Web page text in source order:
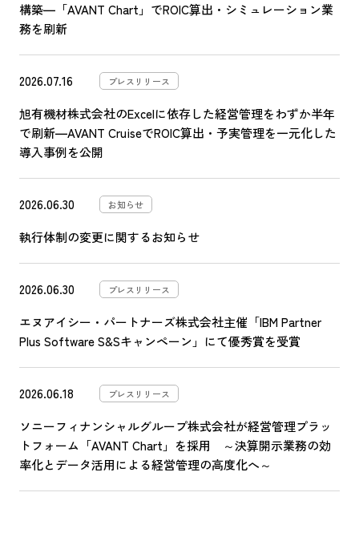
構築―「AVANT Chart」でROIC算出・シミュレーション業
務を刷新
2026.07.16 プレスリリース
旭有機材株式会社のExcelに依存した経営管理をわずか半年
で刷新―AVANT CruiseでROIC算出・予実管理を一元化した
導入事例を公開
2026.06.30 お知らせ
執行体制の変更に関するお知らせ
2026.06.30 プレスリリース
エヌアイシー・パートナーズ株式会社主催「IBM Partner
Plus Software S&Sキャンペーン」にて優秀賞を受賞
2026.06.18 プレスリリース
ソニーフィナンシャルグループ株式会社が経営管理プラッ
トフォーム「AVANT Chart」を採用 ～決算開示業務の効
率化とデータ活用による経営管理の高度化へ～